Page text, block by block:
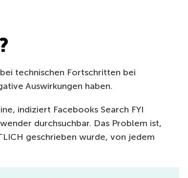
technischen Fortschritten bei
Auswirkungen haben.
indiziert Facebooks Search FYI
durchsuchbar. Das Problem ist,
geschrieben wurde, von jedem